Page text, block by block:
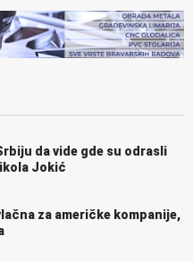
da vide gde su odrasli
Jokić
za američke kompanije,